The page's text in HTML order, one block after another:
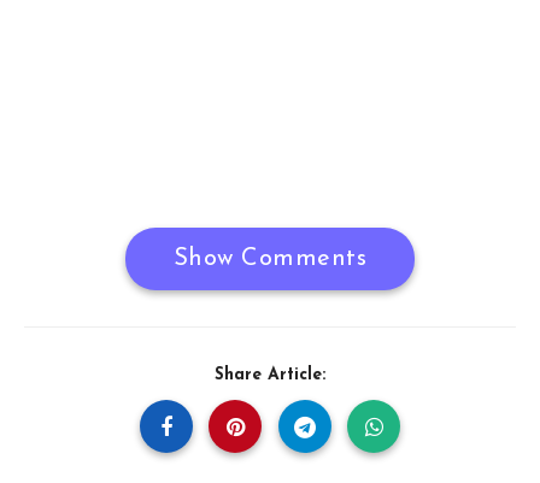
Show Comments
Share Article: